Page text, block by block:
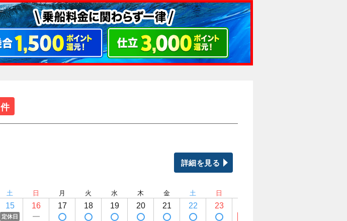
件
詳細を見る
土
15
定休日
日
16
月
17
火
18
水
19
木
20
金
21
土
22
日
23